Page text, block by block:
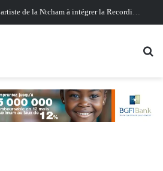
Oligui Nguema au Ghana : Libreville mise sur Accra pour renforcer sa stratégie diplomatique et économique